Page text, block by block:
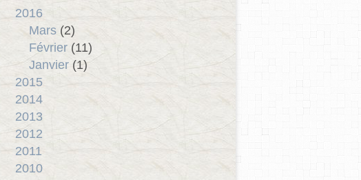
2016
Mars (2)
Février (11)
Janvier (1)
2015
2014
2013
2012
2011
2010